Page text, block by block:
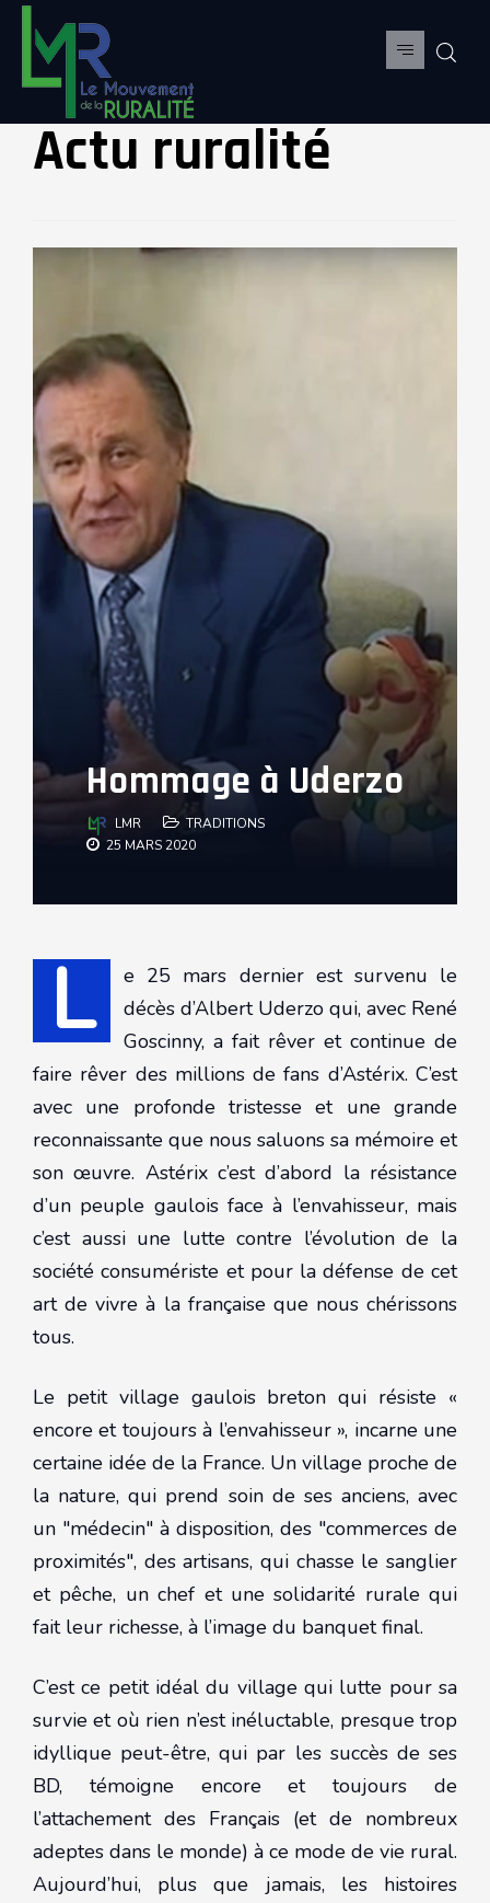
Actu ruralité
Hommage à Uderzo
LMR
TRADITIONS
25 MARS 2020
L
e 25 mars dernier est survenu le
décès d’Albert Uderzo qui, avec René
Goscinny, a fait rêver et continue de
faire rêver des millions de fans d’Astérix. C’est
avec une profonde tristesse et une grande
reconnaissante que nous saluons sa mémoire et
son œuvre. Astérix c’est d’abord la résistance
d’un peuple gaulois face à l’envahisseur, mais
c’est aussi une lutte contre l’évolution de la
société consumériste et pour la défense de cet
art de vivre à la française que nous chérissons
tous.
Le petit village gaulois breton qui résiste «
encore et toujours à l’envahisseur », incarne une
certaine idée de la France. Un village proche de
la nature, qui prend soin de ses anciens, avec
un "médecin" à disposition, des "commerces de
proximités", des artisans, qui chasse le sanglier
et pêche, un chef et une solidarité rurale qui
fait leur richesse, à l’image du banquet final.
C’est ce petit idéal du village qui lutte pour sa
survie et où rien n’est inéluctable, presque trop
idyllique peut-être, qui par les succès de ses
BD, témoigne encore et toujours de
l’attachement des Français (et de nombreux
adeptes dans le monde) à ce mode de vie rural.
Aujourd’hui, plus que jamais, les histoires